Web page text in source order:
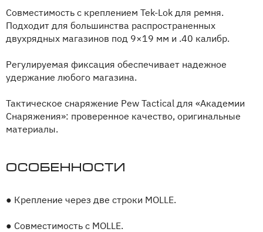
Совместимость с креплением Tek-Lok для ремня.
Подходит для большинства распространенных
двухрядных магазинов под 9×19 мм и .40 калибр.
Регулируемая фиксация обеспечивает надежное
удержание любого магазина.
Тактическое снаряжение Pew Tactical для «Академии
Снаряжения»: проверенное качество, оригинальные
материалы.
Особенности
● Крепление через две строки MOLLE.
● Совместимость с MOLLE.